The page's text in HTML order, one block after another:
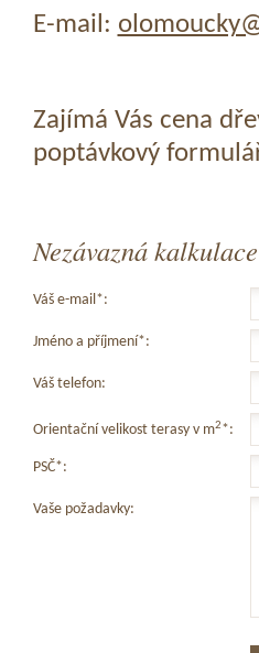
E-mail:
Zajímá Vás cena
poptávkový
Nezávazná kalkulace
Váš e-mail*:
Jméno a příjmení*:
Váš telefon:
Orientační velikost terasy v m2*:
PSČ*:
Vaše požadavky: